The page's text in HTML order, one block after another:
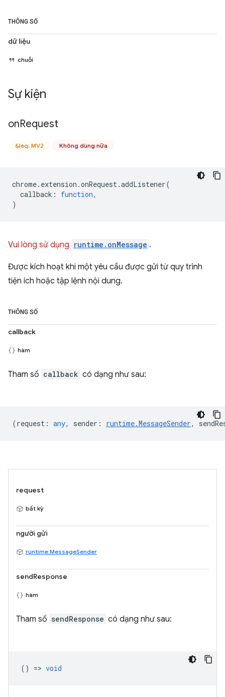
THÔNG SỐ
dữ liệu
chuỗi
Sự kiện
onRequest
&leq; MV2 Không dùng nữa
chrome. extension .onRequest.addListener(
callback : function,
)
Vui lòng sử dụng runtime.onMessage .
Được kích hoạt khi một yêu cầu được gửi từ quy trình
tiện ích hoặc tập lệnh nội dung.
THÔNG SỐ
callback
hàm
Tham số callback có dạng như sau:
(request : any, sender : runtime.MessageSender,
request
bất kỳ
người gửi
runtime.MessageSender
sendResponse
hàm
Tham số sendResponse có dạng như sau:
() => void